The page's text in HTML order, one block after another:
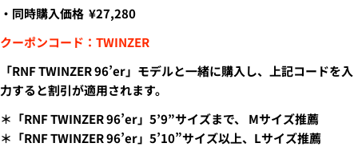
・同時購入価格 ¥27,280
クーポンコード：TWINZER
「RNF TWINZER 96’er」モデルと一緒に購入し、上記コードを入
力すると割引が適用されます。
＊「RNF TWINZER 96’er」5’9”サイズまで、 Mサイズ推薦
＊「RNF TWINZER 96’er」5’10”サイズ以上、Lサイズ推薦